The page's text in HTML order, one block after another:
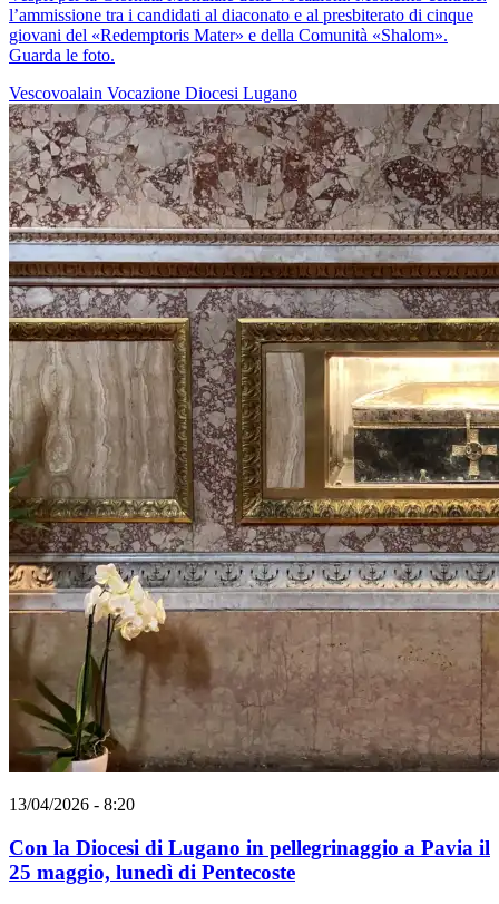
l’ammissione tra i candidati al diaconato e al presbiterato di cinque
giovani del «Redemptoris Mater» e della Comunità «Shalom».
Guarda le foto.
Vescovoalain Vocazione Diocesi Lugano
13/04/2026 - 8:20
Con la Diocesi di Lugano in pellegrinaggio a Pavia il
25 maggio, lunedì di Pentecoste